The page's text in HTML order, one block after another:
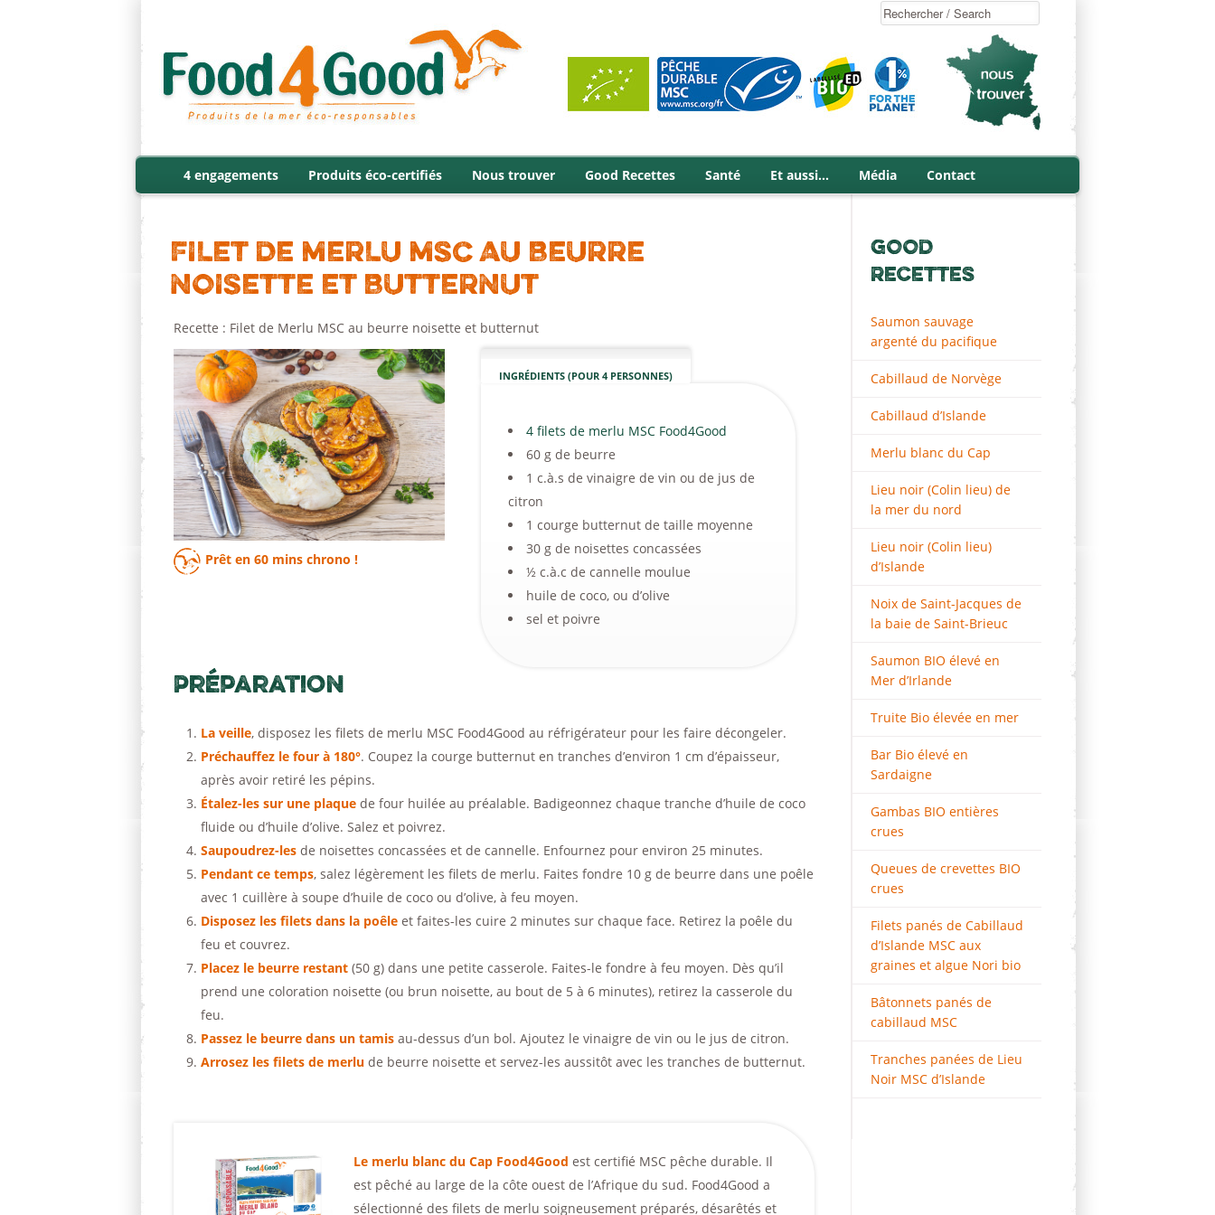
4 engagements Produits éco-certifiés Nous trouver Good Recettes Santé Et aussi… Média Contact
FILET DE MERLU MSC AU BEURRE
NOISETTE ET BUTTERNUT
Recette : Filet de Merlu MSC au beurre noisette et butternut
Prêt en 60 mins chrono !
INGRÉDIENTS (POUR 4 PERSONNES)
4 filets de merlu MSC Food4Good
60 g de beurre
1 c.à.s de vinaigre de vin ou de jus de
citron
1 courge butternut de taille moyenne
30 g de noisettes concassées
½ c.à.c de cannelle moulue
huile de coco, ou d’olive
sel et poivre
Préparation
La veille, disposez les filets de merlu MSC Food4Good au réfrigérateur pour les faire décongeler.
Préchauffez le four à 180°. Coupez la courge butternut en tranches d’environ 1 cm d’épaisseur,
après avoir retiré les pépins.
Étalez-les sur une plaque de four huilée au préalable. Badigeonnez chaque tranche d’huile de coco
fluide ou d’huile d’olive. Salez et poivrez.
Saupoudrez-les de noisettes concassées et de cannelle. Enfournez pour environ 25 minutes.
Pendant ce temps, salez légèrement les filets de merlu. Faites fondre 10 g de beurre dans une poêle
avec 1 cuillère à soupe d’huile de coco ou d’olive, à feu moyen.
Disposez les filets dans la poêle et faites-les cuire 2 minutes sur chaque face. Retirez la poêle du
feu et couvrez.
Placez le beurre restant (50 g) dans une petite casserole. Faites-le fondre à feu moyen. Dès qu’il
prend une coloration noisette (ou brun noisette, au bout de 5 à 6 minutes), retirez la casserole du
feu.
Passez le beurre dans un tamis au-dessus d’un bol. Ajoutez le vinaigre de vin ou le jus de citron.
Arrosez les filets de merlu de beurre noisette et servez-les aussitôt avec les tranches de butternut.
Le merlu blanc du Cap Food4Good est certifié MSC pêche durable. Il
est pêché au large de la côte ouest de l’Afrique du sud. Food4Good a
sélectionné des filets de merlu soigneusement préparés, désarêtés et
GOOD
RECETTES
Saumon sauvage
argenté du pacifique
Cabillaud de Norvège
Cabillaud d’Islande
Merlu blanc du Cap
Lieu noir (Colin lieu) de
la mer du nord
Lieu noir (Colin lieu)
d’Islande
Noix de Saint-Jacques de
la baie de Saint-Brieuc
Saumon BIO élevé en
Mer d’Irlande
Truite Bio élevée en mer
Bar Bio élevé en
Sardaigne
Gambas BIO entières
crues
Queues de crevettes BIO
crues
Filets panés de Cabillaud
d’Islande MSC aux
graines et algue Nori bio
Bâtonnets panés de
cabillaud MSC
Tranches panées de Lieu
Noir MSC d’Islande